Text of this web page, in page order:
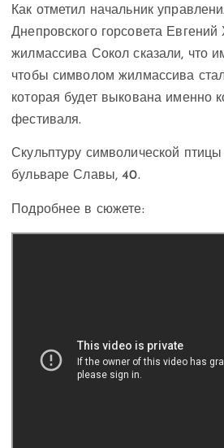
Как отметил начальник
Днепровского горсовета
жилмассива Сокол сказали, что
чтобы символом жилмассива
которая будет выкована именно
фестиваля.
Скульптуру символической
бульваре Славы, 40.
Подробнее в сюжете: